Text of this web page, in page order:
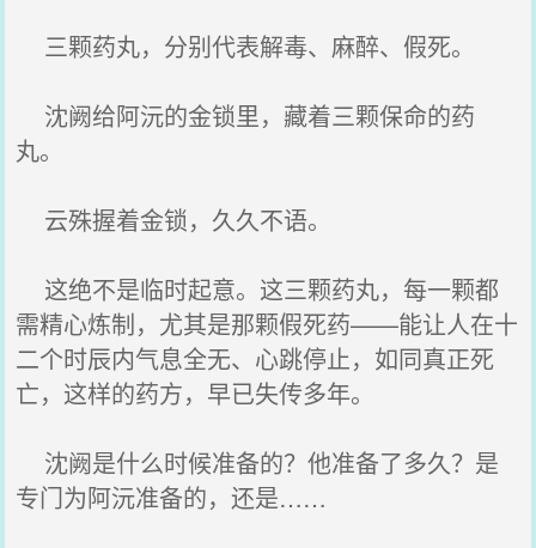
三颗药丸，分别代表解毒、麻醉、假死。
沈阙给阿沅的金锁里，藏着三颗保命的药
丸。
云殊握着金锁，久久不语。
这绝不是临时起意。这三颗药丸，每一颗都
需精心炼制，尤其是那颗假死药——能让人在十
二个时辰内气息全无、心跳停止，如同真正死
亡，这样的药方，早已失传多年。
沈阙是什么时候准备的？他准备了多久？是
专门为阿沅准备的，还是……